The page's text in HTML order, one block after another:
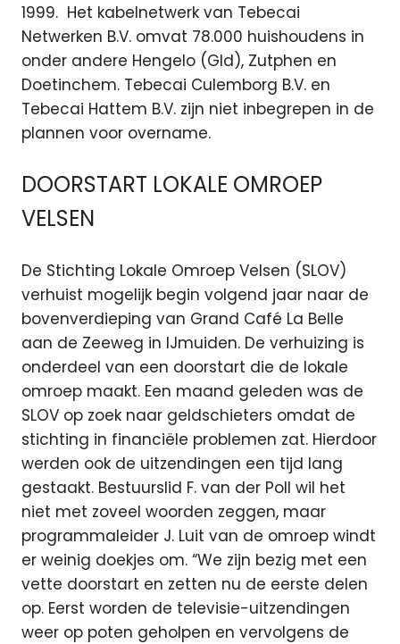
1999. Het kabelnetwerk van Tebecai
Netwerken B.V. omvat 78.000 huishoudens in
onder andere Hengelo (Gld), Zutphen en
Doetinchem. Tebecai Culemborg B.V. en
Tebecai Hattem B.V. zijn niet inbegrepen in de
plannen voor overname.
DOORSTART LOKALE OMROEP
VELSEN
De Stichting Lokale Omroep Velsen (SLOV)
verhuist mogelijk begin volgend jaar naar de
bovenverdieping van Grand Café La Belle
aan de Zeeweg in IJmuiden. De verhuizing is
onderdeel van een doorstart die de lokale
omroep maakt. Een maand geleden was de
SLOV op zoek naar geldschieters omdat de
stichting in financiële problemen zat. Hierdoor
werden ook de uitzendingen een tijd lang
gestaakt. Bestuurslid F. van der Poll wil het
niet met zoveel woorden zeggen, maar
programmaleider J. Luit van de omroep windt
er weinig doekjes om. “We zijn bezig met een
vette doorstart en zetten nu de eerste delen
op. Eerst worden de televisie-uitzendingen
weer op poten geholpen en vervolgens de